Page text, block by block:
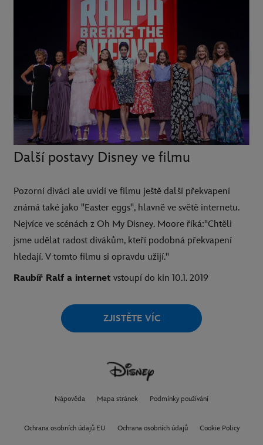
Další postavy Disney ve filmu
Pozorní diváci ale uvidí ve filmu ještě další překvapení
známá také jako "Easter eggs", hlavně ve světě internetu.
Nejvíce ve scénách z Oh My Disney. Moore říká:"Chtěli
jsme udělat radost divákům, kteří podobná překvapení
hledají. V tomto filmu si opravdu užijí."
Raubíř Ralf a internet vstoupí do kin 10.1. 2019
ZJISTĚTE VÍC
Nápověda Mapa stránek Podmínky používání
Ochrana osobních údajů EU Ochrana osobních údajů Cookie Policy